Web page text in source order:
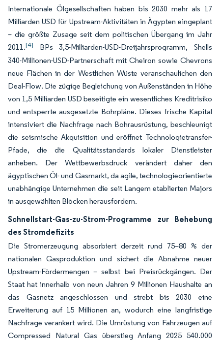
Internationale Ölgesellschaften haben bis 2030 mehr als 17
Milliarden USD für Upstream-Aktivitäten in Ägypten eingeplant
– die größte Zusage seit dem politischen Übergang im Jahr
2011.[4]
BPs 3,5-Milliarden-USD-Dreijahrsprogramm, Shells
340-Millionen-USD-Partnerschaft mit Cheiron sowie Chevrons
neue Flächen in der Westlichen Wüste veranschaulichen den
Deal-Flow. Die zügige Begleichung von Außenständen in Höhe
von 1,5 Milliarden USD beseitigte ein wesentliches Kreditrisiko
und entsperrte ausgesetzte Bohrpläne. Dieses frische Kapital
intensiviert die Nachfrage nach Bohrausrüstung, beschleunigt
die seismische Akquisition und eröffnet Technologietransfer-
Pfade, die die Qualitätsstandards lokaler Dienstleister
anheben. Der Wettbewerbsdruck verändert daher den
ägyptischen Öl- und Gasmarkt, da agile, technologieorientierte
unabhängige Unternehmen die seit Langem etablierten Majors
in ausgewählten Blöcken herausfordern.
Schnellstart-Gas-zu-Strom-Programme zur Behebung
des Stromdefizits
Die Stromerzeugung absorbiert derzeit rund 75–80 % der
nationalen Gasproduktion und sichert die Abnahme neuer
Upstream-Fördermengen – selbst bei Preisrückgängen. Der
Staat hat innerhalb von neun Jahren 9 Millionen Haushalte an
das Gasnetz angeschlossen und strebt bis 2030 eine
Erweiterung auf 15 Millionen an, wodurch eine langfristige
Nachfrage verankert wird. Die Umrüstung von Fahrzeugen auf
Compressed Natural Gas überstieg Anfang 2025 540.000